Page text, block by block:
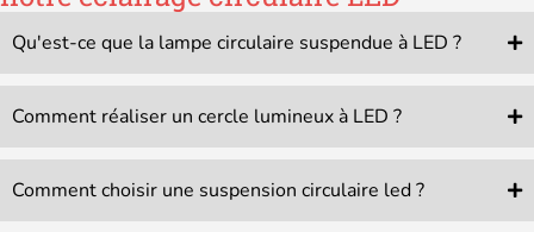
Qu'est-ce que la lampe circulaire suspendue à LED ?
Comment réaliser un cercle lumineux à LED ?
Comment choisir une suspension circulaire led ?